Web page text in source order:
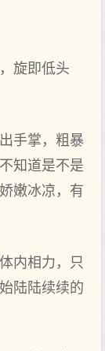
旋即低头
手掌，粗暴
知道是不是
嫩冰凉，有
内相力，只
陆陆续续的